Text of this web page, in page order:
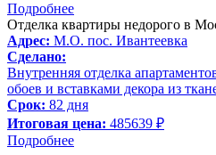
Подробнее
Отделка квартиры недорого в
Адрес: М.О. пос. Ивантеевка
Сделано:
Внутренняя отделка
обоев и вставками декора из
Срок: 82 дня
Итоговая цена: 485639 ₽
Подробнее